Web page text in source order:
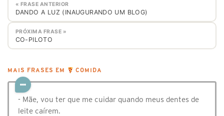
« FRASE ANTERIOR
DANDO A LUZ (INAUGURANDO UM BLOG)
PRÓXIMA FRASE »
CO-PILOTO
MAIS FRASES EM COMIDA
- Mãe, vou ter que me cuidar quando meus dentes de
leite caírem.